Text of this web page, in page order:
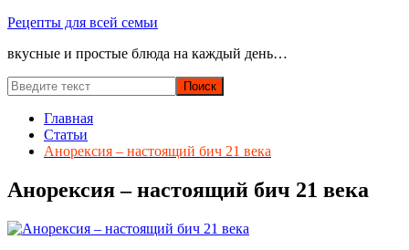
Перейти
содержимому
Рецепты для всей семьи
вкусные и простые блюда на каждый день…
Главная
Статьи
Анорексия – настоящий бич 21 века
Анорексия – настоящий бич 21 века